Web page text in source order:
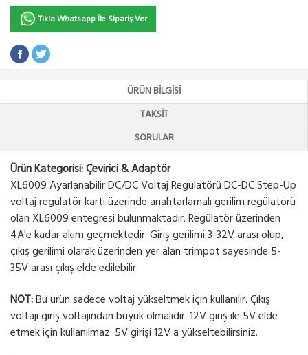
Tıkla Whatsapp İle Sipariş Ver
ÜRÜN BILGISI
TAKSIT
SORULAR
Ürün Kategorisi: Çevirici & Adaptör
XL6009 Ayarlanabilir DC/DC Voltaj Regülatörü DC-DC Step-Up
voltaj regülatör kartı üzerinde anahtarlamalı gerilim regülatörü
olan XL6009 entegresi bulunmaktadır. Regülatör üzerinden
4A'e kadar akım geçmektedir. Giriş gerilimi 3-32V arası olup,
çıkış gerilimi olarak üzerinden yer alan trimpot sayesinde 5-
35V arası çıkış elde edilebilir.
NOT:Bu ürün sadece voltaj yükseltmek için kullanılır. Çıkış
voltajı giriş voltajından büyük olmalıdır. 12V giriş ile 5V elde
etmek için kullanılmaz. 5V girişi 12V a yükseltebilirsiniz.